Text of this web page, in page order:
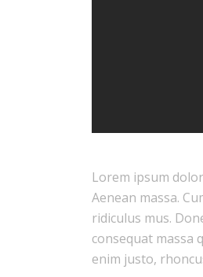
Lorem ipsum
Aenean massa.
ridiculus mus.
consequat massa
enim justo,